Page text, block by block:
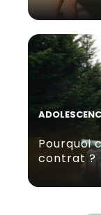
Pourquoi
contrat ?